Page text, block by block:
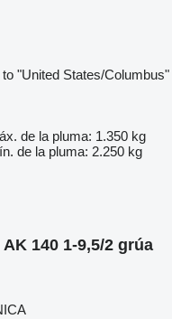
"United States/Columbus"
de la pluma: 1.350 kg
de la pluma: 2.250 kg
140 1-9,5/2 grúa